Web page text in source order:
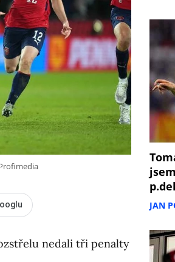
nedali tři penalty
p.del
JAN